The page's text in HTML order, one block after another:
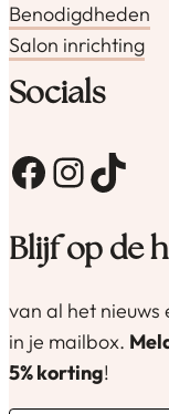
Benodigdheden
Salon inrichting
Socials
Facebook InstagramTikTok
Blijf op de
van al het
in je mailbox.
5% korting!